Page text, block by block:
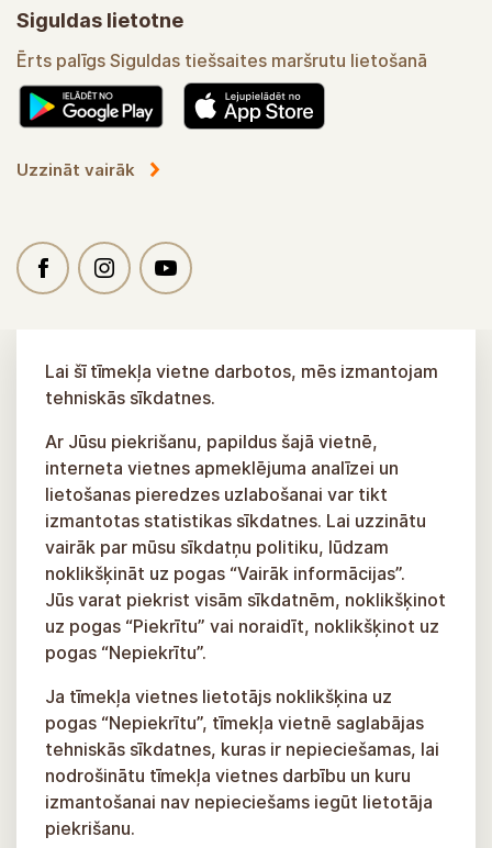
Siguldas lietotne
Ērts palīgs Siguldas tiešsaites maršrutu lietošanā
Uzzināt vairāk
Lai šī tīmekļa vietne darbotos, mēs izmantojam
tehniskās sīkdatnes.
Ar Jūsu piekrišanu, papildus šajā vietnē,
interneta vietnes apmeklējuma analīzei un
lietošanas pieredzes uzlabošanai var tikt
izmantotas statistikas sīkdatnes. Lai uzzinātu
vairāk par mūsu sīkdatņu politiku, lūdzam
noklikšķināt uz pogas “Vairāk informācijas”.
Jūs varat piekrist visām sīkdatnēm, noklikšķinot
uz pogas “Piekrītu” vai noraidīt, noklikšķinot uz
pogas “Nepiekrītu”.
Ja tīmekļa vietnes lietotājs noklikšķina uz
pogas “Nepiekrītu”, tīmekļa vietnē saglabājas
tehniskās sīkdatnes, kuras ir nepieciešamas, lai
nodrošinātu tīmekļa vietnes darbību un kuru
izmantošanai nav nepieciešams iegūt lietotāja
piekrišanu.